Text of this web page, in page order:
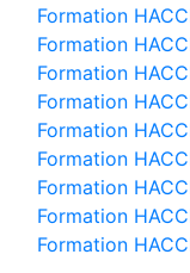
Formation
Formation
Formation
Formation
Formation
Formation
Formation
Formation
Formation